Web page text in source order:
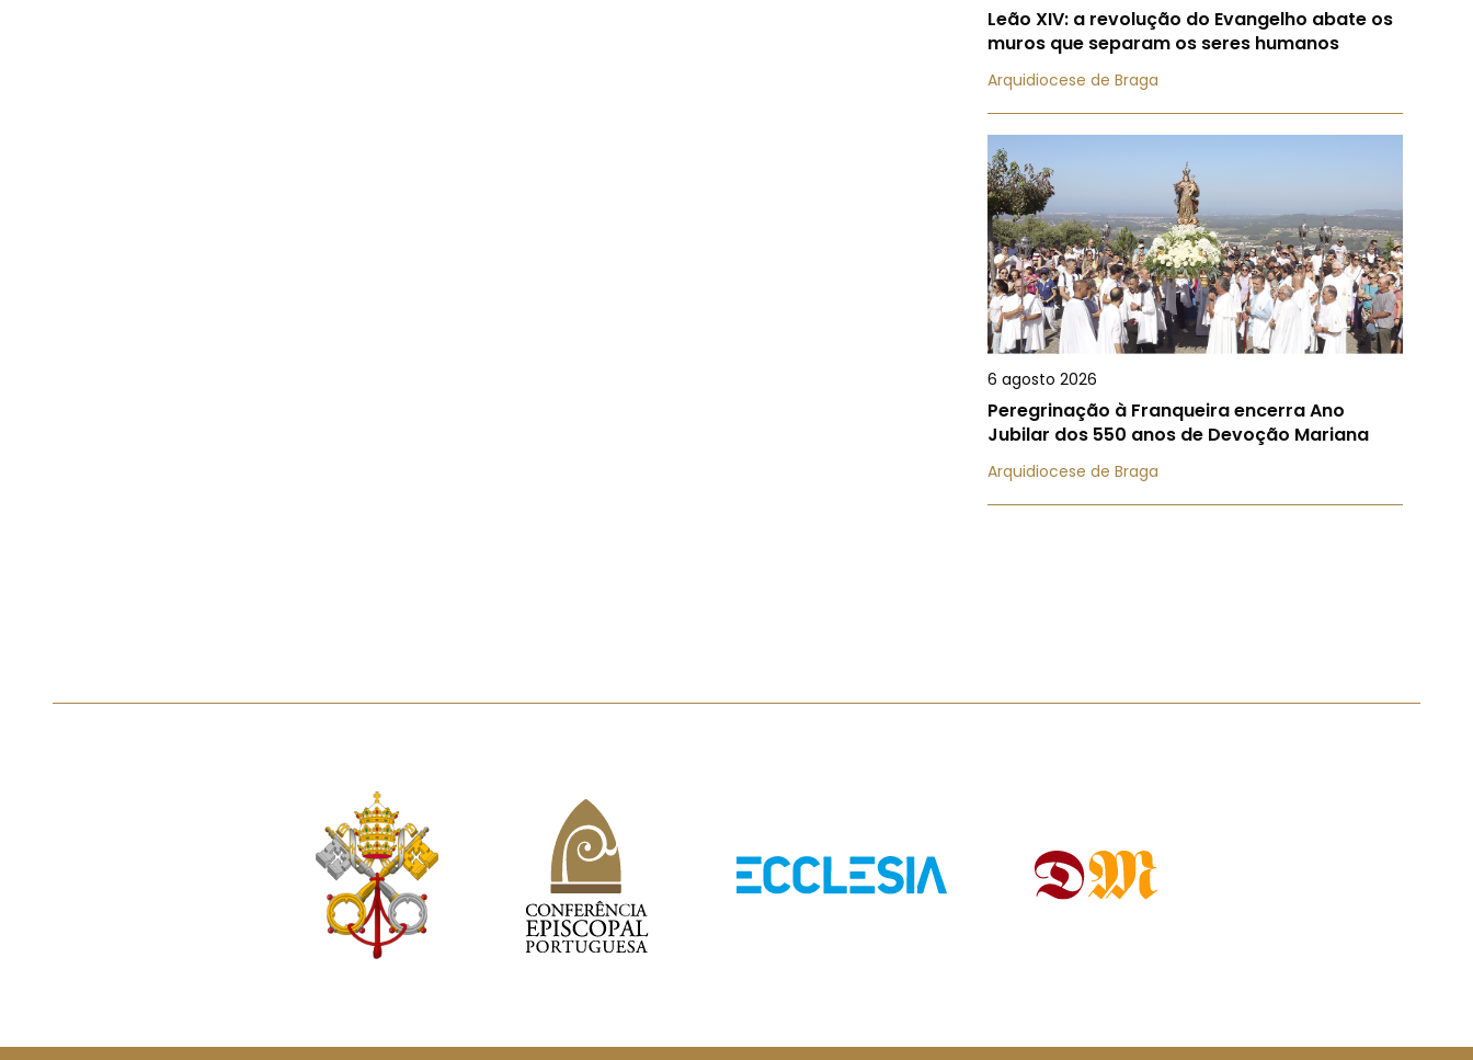
Leão XIV: a revolução do Evangelho abate os
muros que separam os seres humanos
Arquidiocese de Braga
6 agosto 2026
Peregrinação à Franqueira encerra Ano
Jubilar dos 550 anos de Devoção Mariana
Arquidiocese de Braga